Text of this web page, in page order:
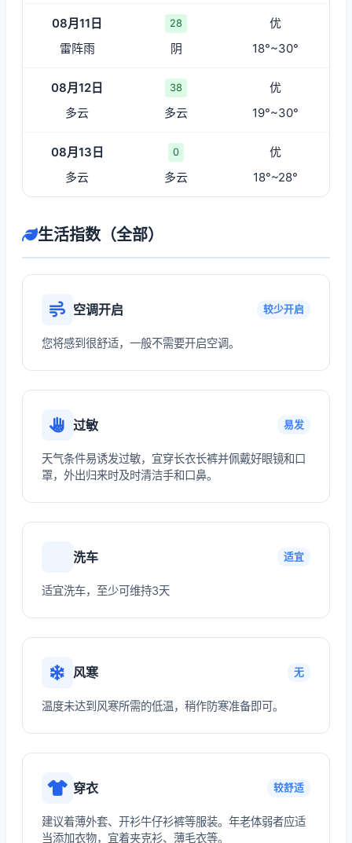
08月11日 28
优
雷阵雨
阴 18°~30°
08月12日 38
优
多云
多云 19°~30°
08月13日 0
优
多云
多云 18°~28°
生活指数（全部）
空调开启 较少开启
您将感到很舒适，一般不需要开启空调。
过敏 易发
天气条件易诱发过敏，宜穿长衣长裤并佩戴好眼镜和口
罩，外出归来时及时清洁手和口鼻。
洗车 适宜
适宜洗车，至少可维持3天
风寒 无
温度未达到风寒所需的低温，稍作防寒准备即可。
穿衣 较舒适
建议着薄外套、开衫牛仔衫裤等服装。年老体弱者应适
当添加衣物，宜着夹克衫、薄毛衣等。